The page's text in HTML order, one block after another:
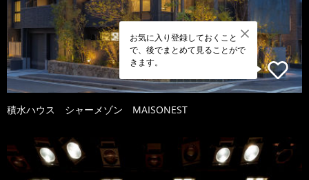
お気に入り登録しておくこと
で、後でまとめて見ることがで
きます。
積水ハウス シャーメゾン MAISONEST